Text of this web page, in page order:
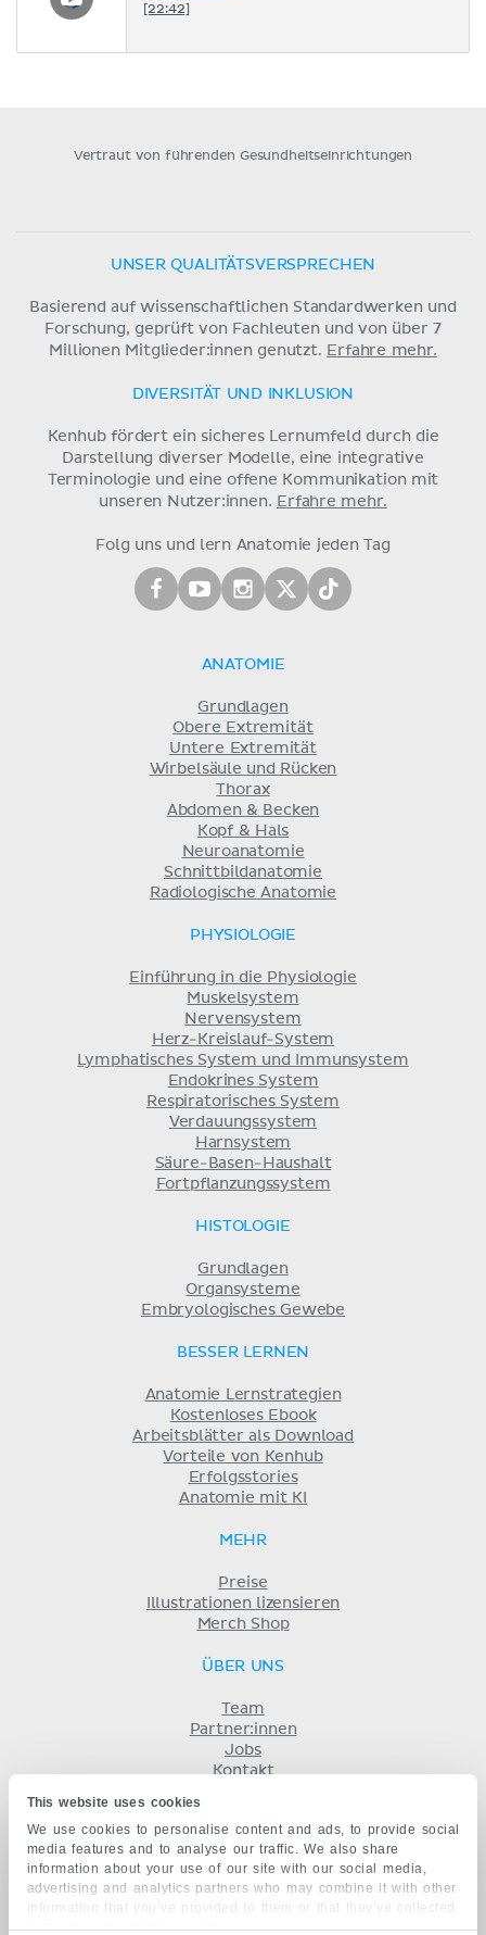
This website uses cookies
We use cookies to personalise content and ads, to provide social
media features and to analyse our traffic. We also share
information about your use of our site with our social media,
advertising and analytics partners who may combine it with other
information that you’ve provided to them or that they’ve collected
from your use of their services.
[22:42]
Vertraut von führenden Gesundheitseinrichtungen
UNSER QUALITÄTSVERSPRECHEN
Basierend auf wissenschaftlichen Standardwerken und
Forschung, geprüft von Fachleuten und von über 7
Millionen Mitglieder:innen genutzt. Erfahre mehr.
DIVERSITÄT UND INKLUSION
Kenhub fördert ein sicheres Lernumfeld durch die
Darstellung diverser Modelle, eine integrative
Terminologie und eine offene Kommunikation mit
unseren Nutzer:innen. Erfahre mehr.
Folg uns und lern Anatomie jeden Tag
ANATOMIE
Grundlagen
Obere Extremität
Untere Extremität
Wirbelsäule und Rücken
Thorax
Abdomen & Becken
Kopf & Hals
Neuroanatomie
Schnittbildanatomie
Radiologische Anatomie
PHYSIOLOGIE
Einführung in die Physiologie
Muskelsystem
Nervensystem
Herz-Kreislauf-System
Lymphatisches System und Immunsystem
Endokrines System
Respiratorisches System
Verdauungssystem
Harnsystem
Säure-Basen-Haushalt
Fortpflanzungssystem
HISTOLOGIE
Grundlagen
Organsysteme
Embryologisches Gewebe
BESSER LERNEN
Anatomie Lernstrategien
Kostenloses Ebook
Arbeitsblätter als Download
Vorteile von Kenhub
Erfolgsstories
Anatomie mit KI
MEHR
Preise
Illustrationen lizensieren
Merch Shop
ÜBER UNS
Team
Partner:innen
Jobs
Kontakt
Geschäftsbedingungen
Datenschutz
KENHUB AUF...
English